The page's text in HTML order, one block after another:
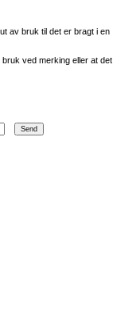
av bruk til det er bragt i en
ved merking eller at det